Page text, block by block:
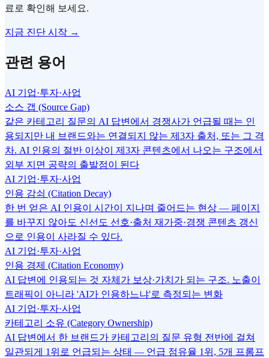
료로 확인해 보세요.
지금 진단 시작 →
관련 용어
AI 기업·투자·사업
소스 갭 (Source Gap)
같은 카테고리 질문의 AI 답변에서 경쟁사가 언급될 때는 인
용되지만 내 브랜드와는 연결되지 않는 제3자 출처, 또는 그 격
차. AI 인용의 절반 이상이 제3자 콘텐츠에서 나오는 구조에서
외부 지면 공략의 출발점이 된다
AI 기업·투자·사업
인용 감쇠 (Citation Decay)
한 번 얻은 AI 인용이 시간이 지나며 줄어드는 현상 — 페이지
를 바꾸지 않아도 신선도 선호·출처 재가중·경쟁 콘텐츠 갱신
으로 인용이 사라질 수 있다.
AI 기업·투자·사업
인용 경제 (Citation Economy)
AI 답변에 인용되는 것 자체가 보상·가치가 되는 구조. 노출이
트래픽이 아니라 'AI가 인용하느냐'로 측정되는 변화
AI 기업·투자·사업
카테고리 소유 (Category Ownership)
AI 답변에서 한 브랜드가 카테고리의 질문 유형 전반에 걸쳐
일관되게 1위로 언급되는 상태 — 언급 점유율 1위, 5개 프롬프